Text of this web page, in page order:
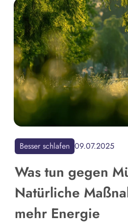
Besser schlafen 09.07.2025
Was tun gegen
Natürliche
mehr Energie